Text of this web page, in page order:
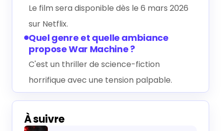
Le film sera disponible dès le 6 mars 2026
sur Netflix.
Quel genre et quelle ambiance
propose War Machine ?
C'est un thriller de science-fiction
horrifique avec une tension palpable.
À suivre